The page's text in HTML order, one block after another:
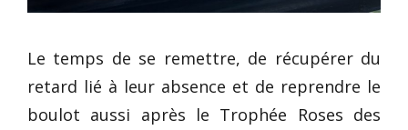
Le temps de se remettre, de récupérer du
retard lié à leur absence et de reprendre le
boulot aussi après le Trophée Roses des